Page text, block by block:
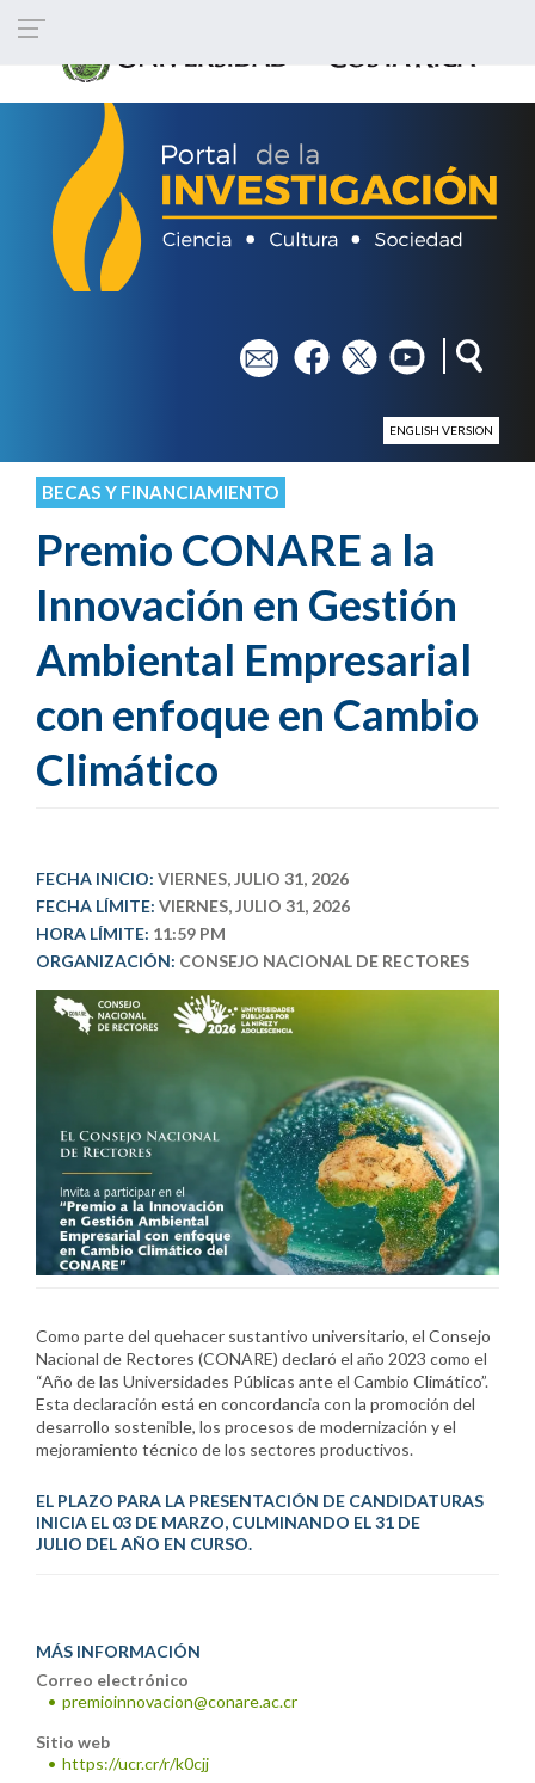
em fb tw yt
ENGLISH VERSION
BECAS Y FINANCIAMIENTO
Premio CONARE a la
Innovación en Gestión
Ambiental Empresarial
con enfoque en Cambio
Climático
FECHA INICIO: VIERNES, JULIO 31, 2026
FECHA LÍMITE: VIERNES, JULIO 31, 2026
HORA LÍMITE: 11:59 PM
ORGANIZACIÓN: CONSEJO NACIONAL DE RECTORES
Como parte del quehacer sustantivo universitario, el Consejo
Nacional de Rectores (CONARE) declaró el año 2023 como el
“Año de las Universidades Públicas ante el Cambio Climático”.
Esta declaración está en concordancia con la promoción del
desarrollo sostenible, los procesos de modernización y el
mejoramiento técnico de los sectores productivos.
EL PLAZO PARA LA PRESENTACIÓN DE CANDIDATURAS
INICIA EL 03 DE MARZO, CULMINANDO EL 31 DE
JULIO DEL AÑO EN CURSO.
MÁS INFORMACIÓN
Correo electrónico
premioinnovacion@conare.ac.cr
Sitio web
https://ucr.cr/r/k0cjj